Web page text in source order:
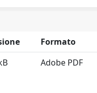
Formato
Adobe PDF